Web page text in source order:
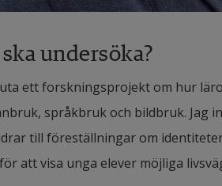
undersöka?
ett forskningsprojekt om hur
språkbruk och bildbruk. Jag
till föreställningar om
att visa unga elever möjliga